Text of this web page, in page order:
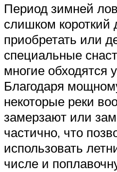
Период зимней
слишком короткий
приобретать или
специальные
многие обходятся
Благодаря
некоторые реки
замерзают или
частично, что
использовать
числе и